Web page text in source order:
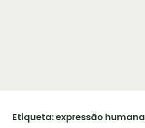
Etiqueta: expressão humana